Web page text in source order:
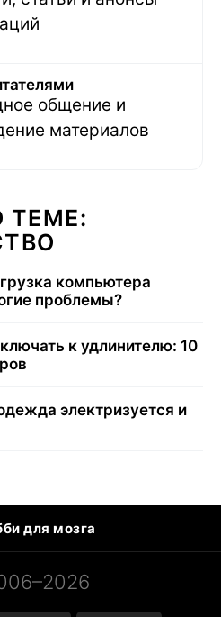
общение и
материалов
ТЕМЕ:
компьютера
проблемы?
к удлинителю: 10
электризуется и
для мозга
в океанариуме